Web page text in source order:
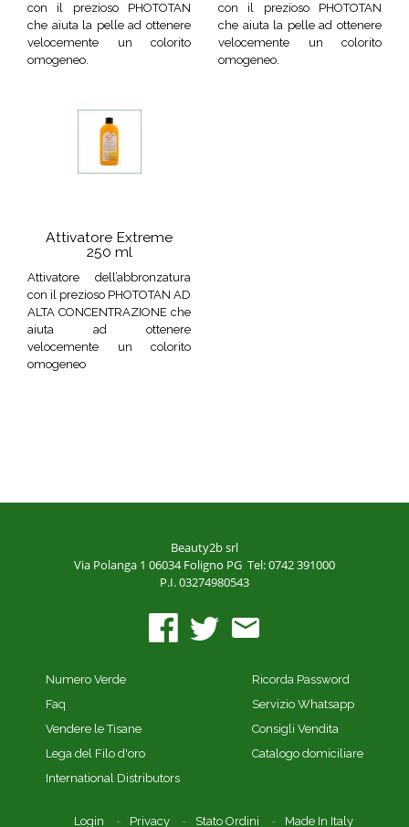
con il prezioso PHOTOTAN
che aiuta la pelle ad ottenere
velocemente un colorito
omogeneo.
con il prezioso PHOTOTAN
che aiuta la pelle ad ottenere
velocemente un colorito
omogeneo.
Attivatore Extreme
250 ml
Attivatore dell’abbronzatura
con il prezioso PHOTOTAN AD
ALTA CONCENTRAZIONE che
aiuta ad ottenere
velocemente un colorito
omogeneo
Beauty2b srl
Via Polanga 1 06034 Foligno PG Tel: 0742 391000
P.I. 03274980543
Numero Verde
Faq
Vendere le Tisane
Lega del Filo d'oro
International Distributors
Ricorda Password
Servizio Whatsapp
Consigli Vendita
Catalogo domiciliare
Login Privacy Stato Ordini Made In Italy